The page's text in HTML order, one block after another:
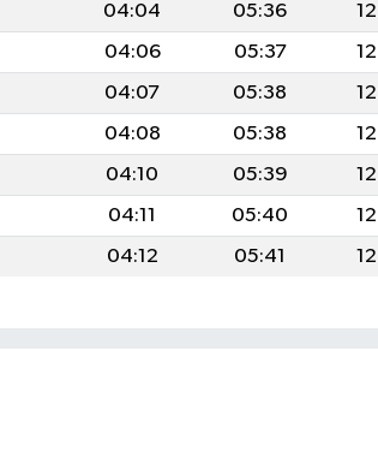
04:04 05:36
04:06 05:37
04:07 05:38
04:08 05:38
04:10 05:39
04:11 05:40
04:12 05:41